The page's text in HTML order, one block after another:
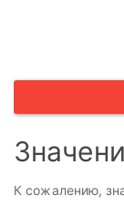
К сожалению,